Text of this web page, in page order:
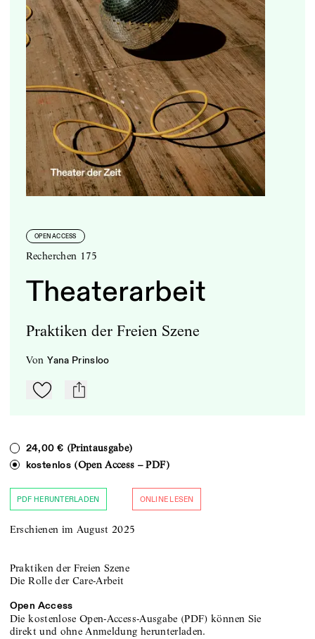
OPEN ACCESS
Recherchen 175
Theaterarbeit
Praktiken der Freien Szene
von Yana Prinsloo
Zu Mein-TdZ hinzufügen
mail
24,00 € (Printausgabe)
kostenlos (Open Access – PDF)
PDF HERUNTERLADEN ONLINE LESEN
Erschienen im August 2025
Praktiken der Freien Szene
Die Rolle der Care-Arbeit
Open Access
Die kostenlose Open-Access-Ausgabe (PDF) können Sie
direkt und ohne Anmeldung herunterladen.